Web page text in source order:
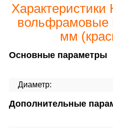
вольфрамовые
мм
Основные параметры
Диаметр:
Дополнительные